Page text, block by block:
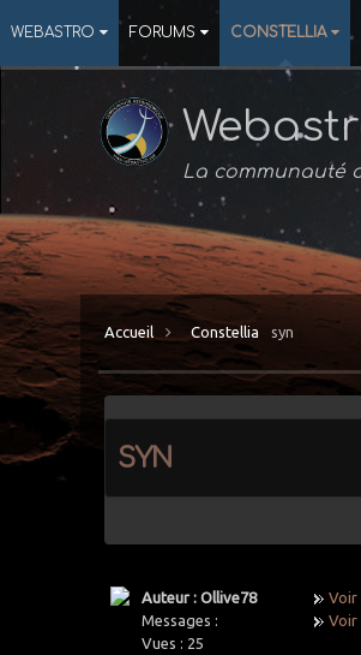
WEBASTRO FORUMS CONSTELLIA
La communauté
Accueil Constellia syn
syn
Auteur : Ollive78
Messages :
Vues : 25
Voir
Voir